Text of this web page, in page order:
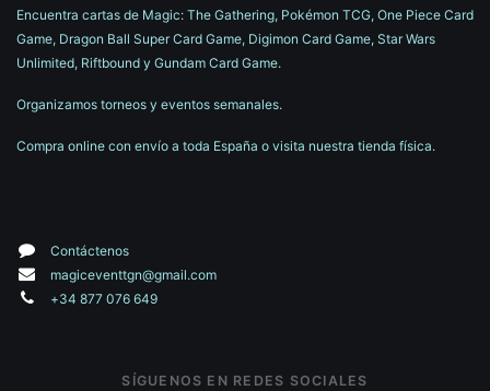
Encuentra cartas de Magic: The Gathering, Pokémon TCG, One Piece Card
Game, Dragon Ball Super Card Game, Digimon Card Game, Star Wars
Unlimited, Riftbound y Gundam Card Game.
Organizamos torneos y eventos semanales.
Compra online con envío a toda España o visita nuestra tienda física.
Contáctenos
magiceventtgn@gmail.com
+34 877 076 649
SÍGUENOS EN REDES SOCIALES